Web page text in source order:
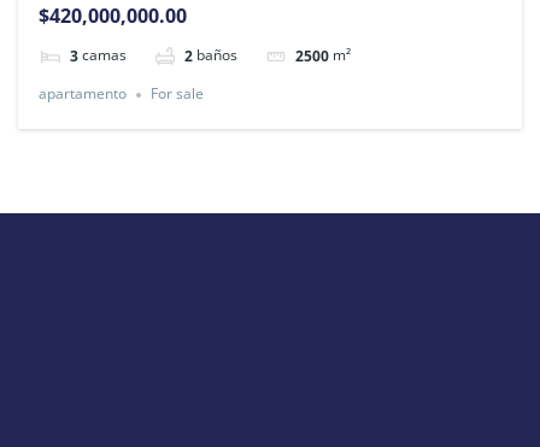
$420,000,000.00
3camas 2baños 2500m²
apartamento
For sale